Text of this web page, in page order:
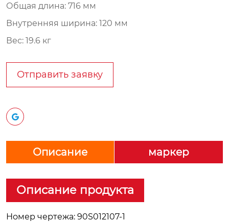
Общая длина: 716 мм
Внутренняя ширина: 120 мм
Вес: 19.6 кг
Отправить заявку
Описание маркер
Описание продукта
Номер чертежа: 90S012107-1